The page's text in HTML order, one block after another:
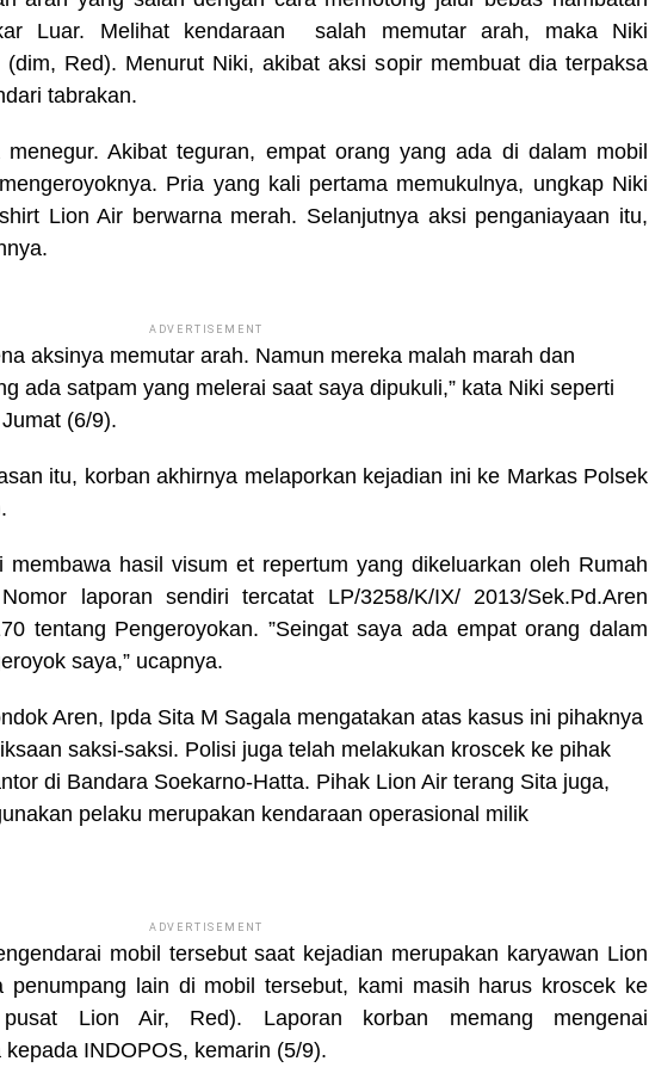
Luar. Melihat kendaraan salah memutar arah, maka Niki
Red). Menurut Niki, akibat aksi sopir membuat dia terpaksa
tabrakan.
Akibat teguran, empat orang yang ada di dalam mobil
Pria yang kali pertama memukulnya, ungkap Niki
Lion Air berwarna merah. Selanjutnya aksi penganiayaan itu,
ADVERTISEMENT
aksinya memutar arah. Namun mereka malah marah dan
ada satpam yang melerai saat saya dipukuli,” kata Niki seperti
(6/9).
itu, korban akhirnya melaporkan kejadian ini ke Markas Polsek
membawa hasil visum et repertum yang dikeluarkan oleh Rumah
laporan sendiri tercatat LP/3258/K/IX/ 2013/Sek.Pd.Aren
tentang Pengeroyokan. ”Seingat saya ada empat orang dalam
saya,” ucapnya.
Aren, Ipda Sita M Sagala mengatakan atas kasus ini pihaknya
saksi-saksi. Polisi juga telah melakukan kroscek ke pihak
di Bandara Soekarno-Hatta. Pihak Lion Air terang Sita juga,
pelaku merupakan kendaraan operasional milik
ADVERTISEMENT
mobil tersebut saat kejadian merupakan karyawan Lion
lain di mobil tersebut, kami masih harus kroscek ke
Lion Air, Red). Laporan korban memang mengenai
kepada INDOPOS, kemarin (5/9).